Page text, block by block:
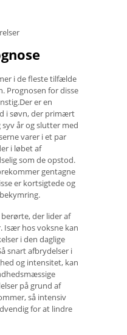
i de fleste tilfælde
Prognosen for disse
er en
i søvn, der primært
år og slutter med
varer i et par
i løbet af
som de opstod.
gentagne
er kortsigtede og
der lider af
Især hos voksne kan
i den daglige
snart afbrydelser i
og intensitet, kan
på grund af
så intensiv
for at lindre